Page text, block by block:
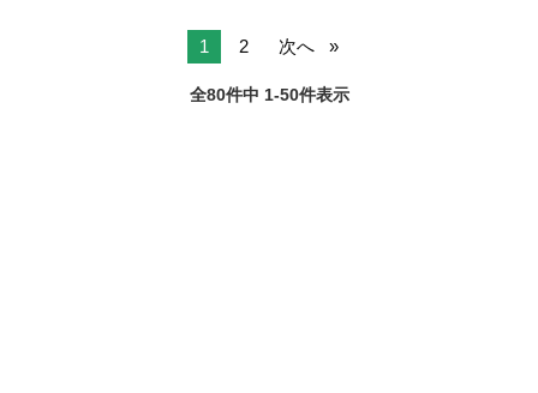
1 2 次へ
全80件中 1-50件表示